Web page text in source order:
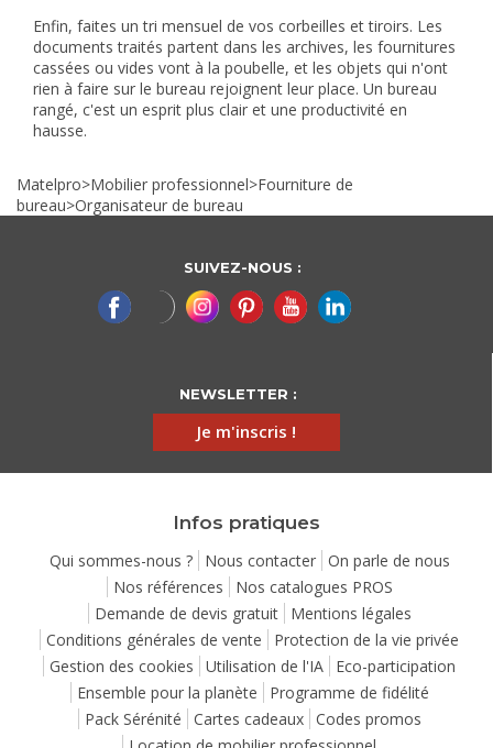
Enfin, faites un tri mensuel de vos corbeilles et tiroirs. Les
documents traités partent dans les archives, les fournitures
cassées ou vides vont à la poubelle, et les objets qui n'ont
rien à faire sur le bureau rejoignent leur place. Un bureau
rangé, c'est un esprit plus clair et une productivité en
hausse.
Matelpro>Mobilier professionnel>Fourniture de
bureau>Organisateur de bureau
SUIVEZ-NOUS :
NEWSLETTER :
Je m'inscris !
Infos pratiques
Qui sommes-nous ? Nous contacter
On parle de nous
Nos références
Nos catalogues PROS
Demande de devis gratuit
Mentions légales
Conditions générales de vente
Protection de la vie privée
Gestion des cookies
Utilisation de l'IA
Eco-participation
Ensemble pour la planète
Programme de fidélité
Pack Sérénité
Cartes cadeaux
Codes promos